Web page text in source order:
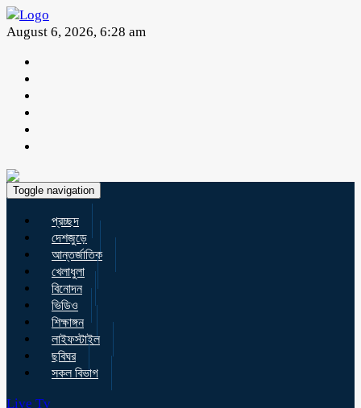
August 6, 2026, 6:28 am
Toggle navigation
প্রচ্ছদ
দেশজুড়ে
আন্তর্জাতিক
খেলাধুলা
বিনোদন
ভিডিও
শিক্ষাঙ্গন
লাইফস্টাইল
ছবিঘর
সকল বিভাগ
Live Tv